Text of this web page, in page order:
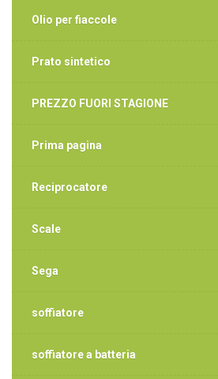
Olio per fiaccole
Prato sintetico
PREZZO FUORI STAGIONE
Prima pagina
Reciprocatore
Scale
Sega
soffiatore
soffiatore a batteria